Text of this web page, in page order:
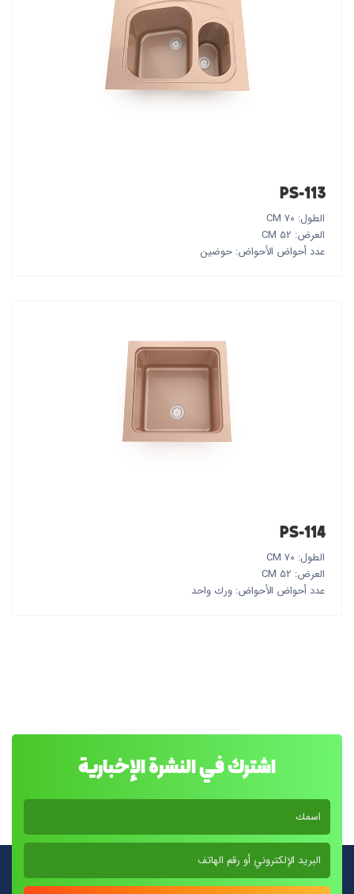
PS-113
الطول: 70 CM
العرض: 52 CM
عدد أحواض الأحواض: حوضين
PS-114
الطول: 70 CM
العرض: 52 CM
عدد أحواض الأحواض: ورك واحد
اشترك في النشرة الإخبارية